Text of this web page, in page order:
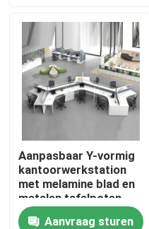
Producten
Over ons
Kwaliteitscontrole
Neem contact met ons
Aanpasbaar Y-vormig
kantoorwerkstation
met melamine blad en
metalen tafelpoten
Aanvraag sturen